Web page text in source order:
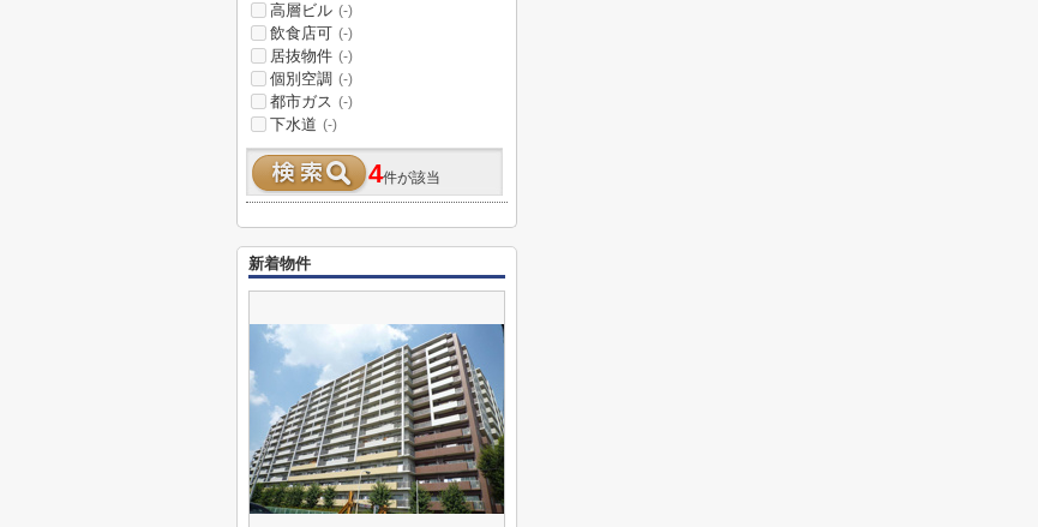
高層ビル (-)
飲食店可 (-)
居抜物件 (-)
個別空調 (-)
都市ガス (-)
下水道 (-)
4件が該当
新着物件